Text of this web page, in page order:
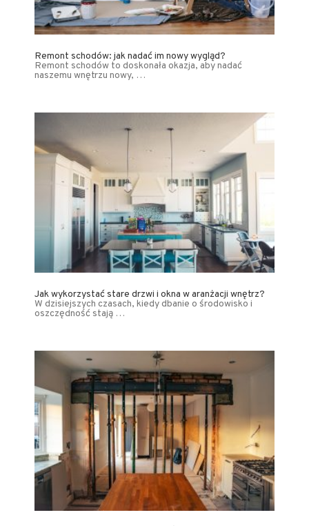
Remont schodów: jak nadać im nowy wygląd?
Remont schodów to doskonała okazja, aby nadać
naszemu wnętrzu nowy, …
Jak wykorzystać stare drzwi i okna w aranżacji wnętrz?
W dzisiejszych czasach, kiedy dbanie o środowisko i
oszczędność stają …